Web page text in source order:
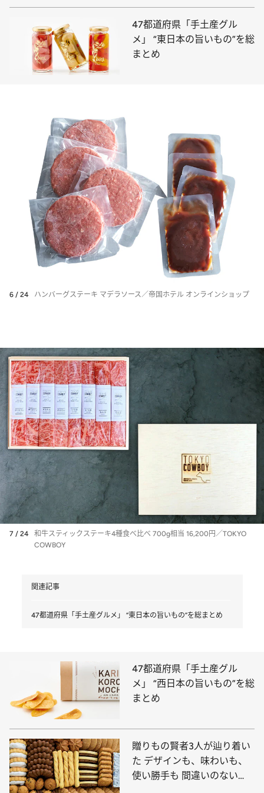
47都道府県「手土産グル
メ」 “東日本の旨いもの”を総
まとめ
6 / 24 ハンバーグステーキ マデラソース／帝国ホテル オンラインショップ
7 / 24
和牛スティックステーキ4種食べ比べ 700g相当 16,200円／TOKYO
COWBOY
関連記事
47都道府県「手土産グルメ」 “東日本の旨いもの”を総まとめ
47都道府県「手土産グル
メ」 “西日本の旨いもの”を総
まとめ
贈りもの賢者3人が辿り着い
た デザインも、味わいも、
使い勝手も 間違いのない